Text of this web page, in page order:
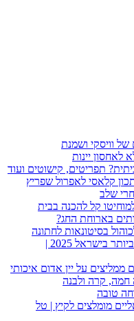
וויסקי ושמנת
לאחסון יינות
תפריטים, קישוטים ועוד
קלאסי לאפרול שפריץ
שלב
קל להכנה בבית
בארוחת החג?
בסיטונאות לחתונה
היקבים המומלצים והטובים ביותר בישראל 2025 |
ממליצים על יין אדום איכותי
חמה, קרה ולבנה
טובה
מומלצים לקיץ | טל